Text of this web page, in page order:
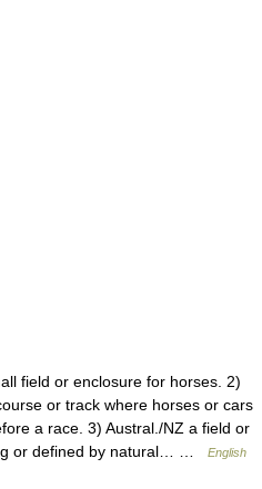
field or enclosure for horses. 2)
or track where horses or cars
a race. 3) Austral./NZ a field or
or defined by natural… …
English